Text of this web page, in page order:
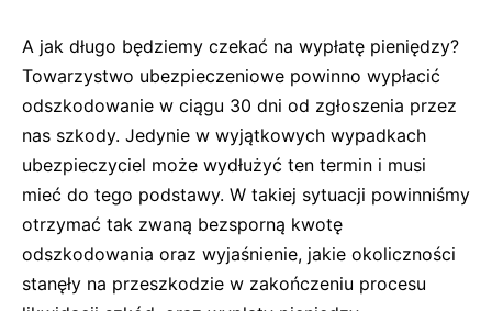
A jak długo będziemy czekać na wypłatę pieniędzy?
Towarzystwo ubezpieczeniowe powinno wypłacić
odszkodowanie w ciągu 30 dni od zgłoszenia przez
nas szkody. Jedynie w wyjątkowych wypadkach
ubezpieczyciel może wydłużyć ten termin i musi
mieć do tego podstawy. W takiej sytuacji powinniśmy
otrzymać tak zwaną bezsporną kwotę
odszkodowania oraz wyjaśnienie, jakie okoliczności
stanęły na przeszkodzie w zakończeniu procesu